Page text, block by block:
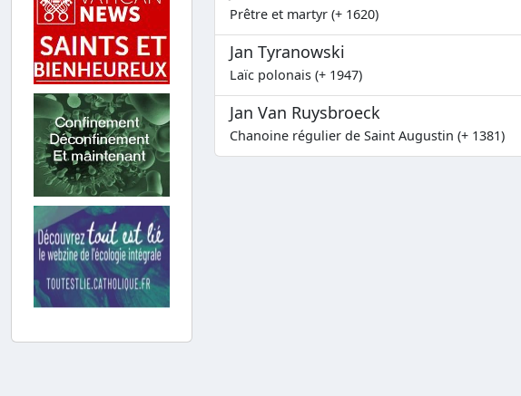
Prêtre et martyr (+ 1620)
Jan Tyranowski
Laïc polonais (+ 1947)
Jan Van Ruysbroeck
Chanoine régulier de Saint Augustin (+ 1381)